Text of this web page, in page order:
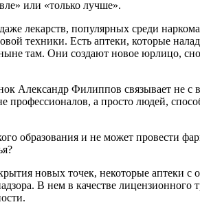
или «только лучше».
лекарств, популярных среди
техники. Есть аптеки, которые
там. Они создают новое юрлицо,
Александр Филиппов связывает не с
профессионалов, а просто людей,
образования и не может провести
новых точек, некоторые аптеки с
В нем в качестве